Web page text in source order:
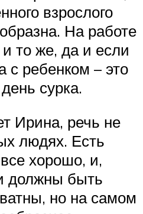
взрослого
На работе
то же, да и если
ребенком – это
сурка.
Ирина, речь не
людях. Есть
хорошо, и,
должны быть
но на самом